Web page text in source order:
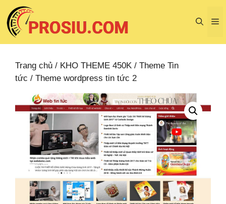
Chuyển
đến
nội
dung
Trang chủ / KHO THEME 450K / Theme Tin
tức / Theme wordpress tin tức 2